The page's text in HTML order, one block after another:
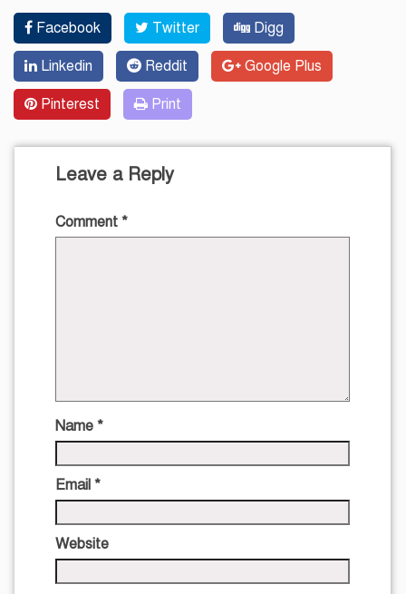
Facebook Twitter Digg
Linkedin Reddit Google Plus
Pinterest Print
Leave a Reply
Comment *
Name *
Email *
Website